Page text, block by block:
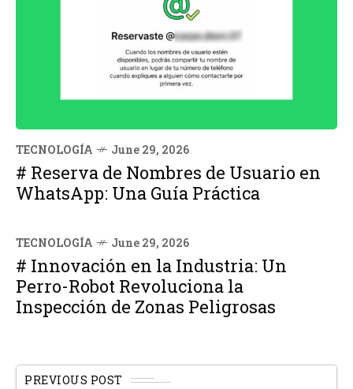
TECNOLOGÍA June 29, 2026
# Reserva de Nombres de Usuario en
WhatsApp: Una Guía Práctica
TECNOLOGÍA June 29, 2026
# Innovación en la Industria: Un
Perro-Robot Revoluciona la
Inspección de Zonas Peligrosas
PREVIOUS POST